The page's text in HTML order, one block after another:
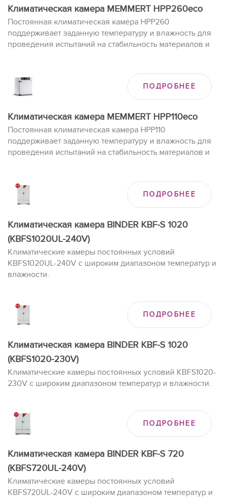
Климатическая камера MEMMERT HPP260eco
Постоянная климатическая камера HPP260
поддерживает заданную температуру и влажность для
проведения испытаний на стабильность материалов и
ПОДРОБНЕЕ
Климатическая камера MEMMERT HPP110eco
Постоянная климатическая камера HPP110
поддерживает заданную температуру и влажность для
проведения испытаний на стабильность материалов и
ПОДРОБНЕЕ
Климатическая камера BINDER KBF-S 1020
(KBFS1020UL-240V)
Климатические камеры постоянных условий
KBFS1020UL-240V с широким диапазоном температур и
влажности.
ПОДРОБНЕЕ
Климатическая камера BINDER KBF-S 1020
(KBFS1020-230V)
Климатические камеры постоянных условий KBFS1020-
230V с широким диапазоном температур и влажности.
ПОДРОБНЕЕ
Климатическая камера BINDER KBF-S 720
(KBFS720UL-240V)
Климатические камеры постоянных условий
KBFS720UL-240V с широким диапазоном температур и